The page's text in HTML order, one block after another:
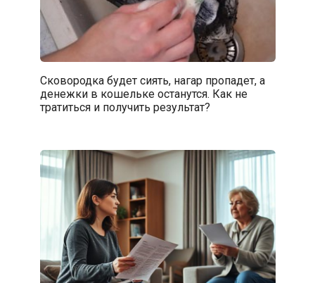
Сковородка будет сиять, нагар пропадет, а
денежки в кошельке останутся. Как не
тратиться и получить результат?